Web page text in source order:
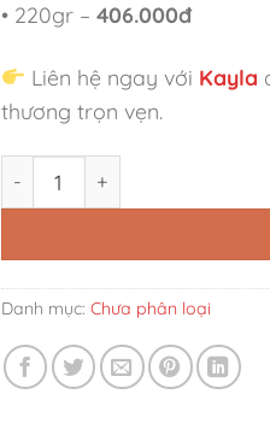
• 220gr – 406.000đ
Liên hệ ngay với Kayla
thương trọn vẹn.
Danh mục: Chưa phân loại